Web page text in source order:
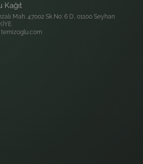
Kağıt
Mah. 47002 Sk No: 6 D, 01100 Seyhan
temizoglu.com